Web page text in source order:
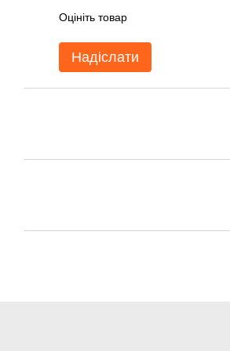
Оцініть товар
Надіслати